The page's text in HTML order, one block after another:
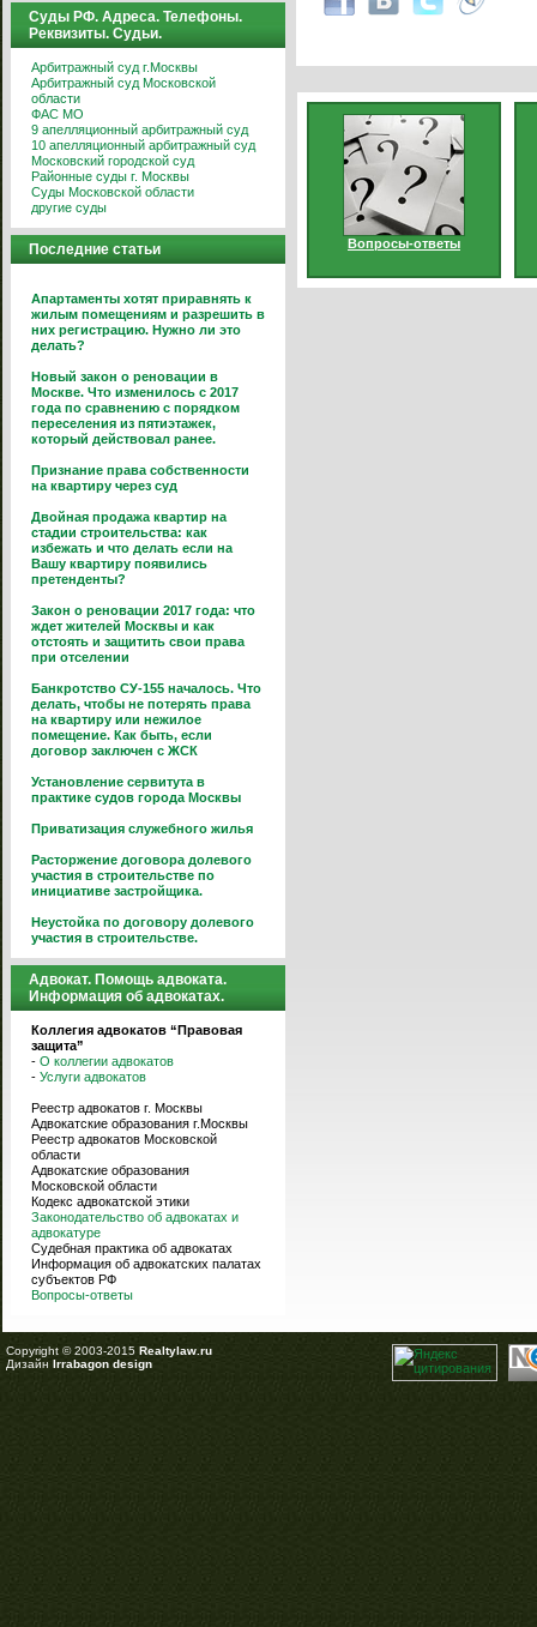
Суды РФ. Адреса. Телефоны.
Реквизиты. Судьи.
Арбитражный суд г.Москвы
Арбитражный суд Московской
области
ФАС МО
9 апелляционный арбитражный суд
10 апелляционный арбитражный суд
Московский городской суд
Районные суды г. Москвы
Суды Московской области
другие суды
Последние статьи
Апартаменты хотят приравнять к
жилым помещениям и разрешить в
них регистрацию. Нужно ли это
делать?
Новый закон о реновации в
Москве. Что изменилось с 2017
года по сравнению с порядком
переселения из пятиэтажек,
который действовал ранее.
Признание права собственности
на квартиру через суд
Двойная продажа квартир на
стадии строительства: как
избежать и что делать если на
Вашу квартиру появились
претенденты?
Закон о реновации 2017 года: что
ждет жителей Москвы и как
отстоять и защитить свои права
при отселении
Банкротство СУ-155 началось. Что
делать, чтобы не потерять права
на квартиру или нежилое
помещение. Как быть, если
договор заключен с ЖСК
Установление сервитута в
практике судов города Москвы
Приватизация служебного жилья
Расторжение договора долевого
участия в строительстве по
инициативе застройщика.
Неустойка по договору долевого
участия в строительстве.
Адвокат. Помощь адвоката.
Информация об адвокатах.
Коллегия адвокатов “Правовая
защита”
- О коллегии адвокатов
- Услуги адвокатов
Реестр адвокатов г. Москвы
Адвокатские образования г.Москвы
Реестр адвокатов Московской
области
Адвокатские образования
Московской области
Кодекс адвокатской этики
Законодательство об адвокатах и
адвокатуре
Судебная практика об адвокатах
Информация об адвокатских палатах
субъектов РФ
Вопросы-ответы
Вопросы-ответы
Copyright © 2003-2015 Realtylaw.ru
Дизайн Irrabagon design